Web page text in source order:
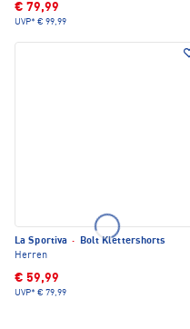
€ 79,99
UVP* € 99,99
La Sportiva ·
Bolt Klettershorts
Herren
€ 59,99
UVP* € 79,99